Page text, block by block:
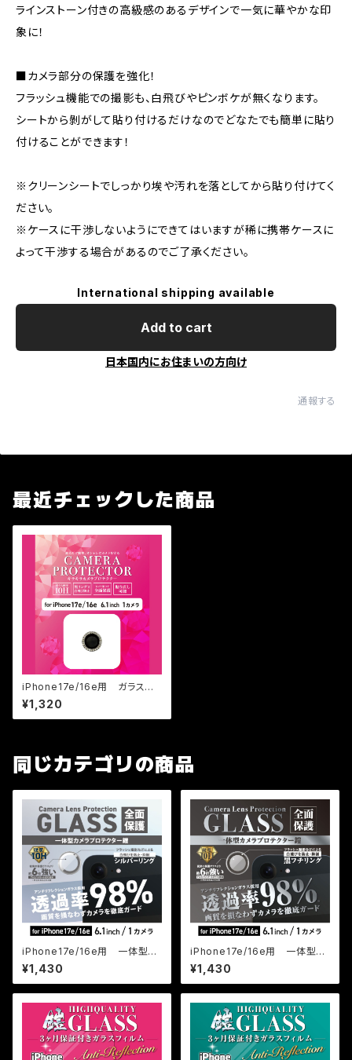
ラインストーン付きの高級感のあるデザインで一気に華やかな印
象に！
■カメラ部分の保護を強化！
フラッシュ機能での撮影も、白飛びやピンボケが無くなります。
シートから剝がして貼り付けるだけなのでどなたでも簡単に貼り
付けることができます！
※クリーンシートでしっかり埃や汚れを落としてから貼り付けてく
ださい。
※ケースに干渉しないようにできてはいますが稀に携帯ケースに
よって干渉する場合があるのでご了承ください。
International shipping available
Add to cart
日本国内にお住まいの方向け
通報する
最近チェックした商品
iPhone17e/16e用 ガラス付
きカメラプロテクターキラキラ
（カメラ保護フィルム）
¥1,320
同じカテゴリの商品
iPhone17e/16e用 一体型カ
メラ保護フィルム（一体型カメラ
プロテクター鎧） シルバーフチ
リング
¥1,430
iPhone17e/16e用 一体型カ
メラ保護フィルム（一体型カメラ
プロテクター鎧） 黒フチリング
¥1,430